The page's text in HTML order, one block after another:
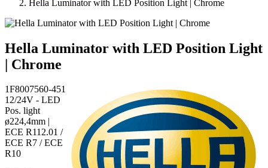
Hella Luminator with LED Position Light | Chrome
Hella Luminator with LED Position Light
| Chrome
1F8007560-451
12/24V - LED
Pos. light
ø224,4mm |
ECE R112.01 /
ECE R7 / ECE
R10